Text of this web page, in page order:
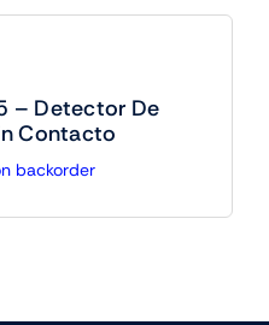
– Detector De
Contacto
backorder